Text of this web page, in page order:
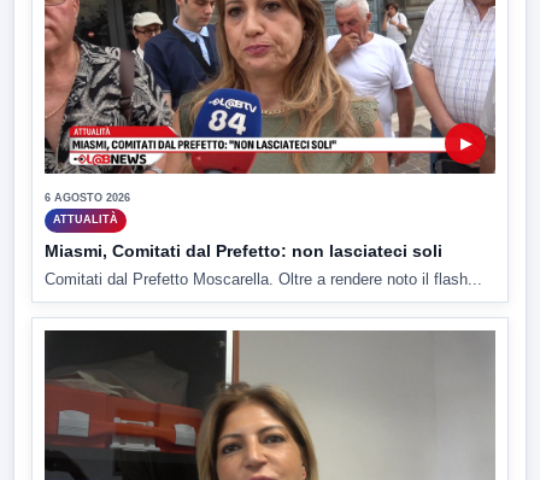
▶
6 AGOSTO 2026
ATTUALITÀ
Miasmi, Comitati dal Prefetto: non lasciateci soli
Comitati dal Prefetto Moscarella. Oltre a rendere noto il flash...